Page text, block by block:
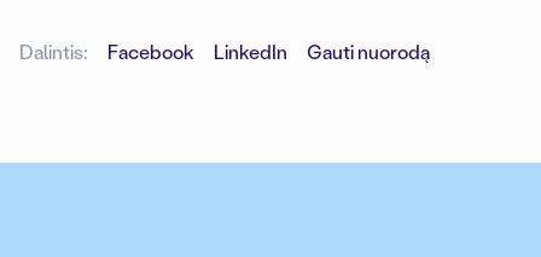
Dalintis: Facebook LinkedIn Gauti nuorodą